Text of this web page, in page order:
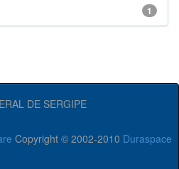
1
DE SERGIPE
Copyright © 2002-2010 Duraspace